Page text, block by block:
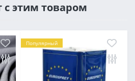
этим товаром
Популярный